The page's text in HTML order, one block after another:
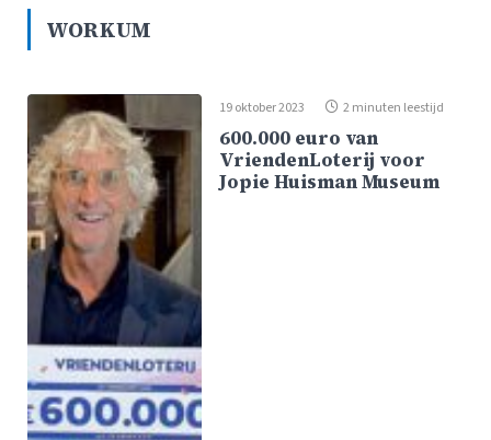
WORKUM
19 oktober 2023 2 minuten leestijd
600.000 euro van
VriendenLoterij voor
Jopie Huisman Museum